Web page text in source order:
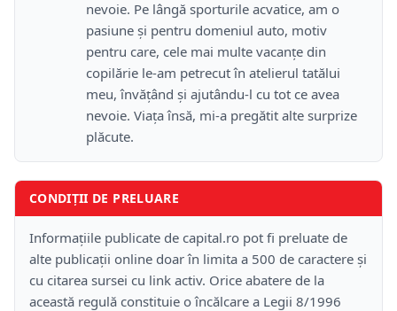
nevoie. Pe lângă sporturile acvatice, am o
pasiune și pentru domeniul auto, motiv
pentru care, cele mai multe vacanțe din
copilărie le-am petrecut în atelierul tatălui
meu, învățând și ajutându-l cu tot ce avea
nevoie. Viața însă, mi-a pregătit alte surprize
plăcute.
CONDIȚII DE PRELUARE
Informațiile publicate de capital.ro pot fi preluate de
alte publicații online doar în limita a 500 de caractere și
cu citarea sursei cu link activ. Orice abatere de la
această regulă constituie o încălcare a Legii 8/1996